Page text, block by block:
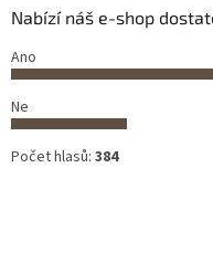
Nabízí náš e-shop
Ano
Ne
Počet hlasů: 384